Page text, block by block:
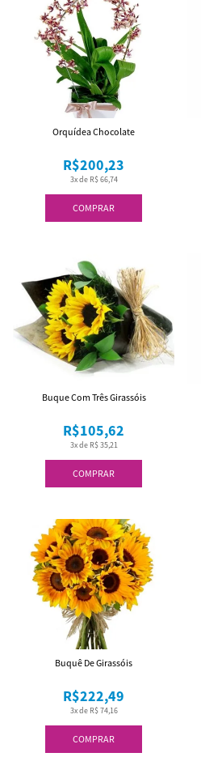
COMPRAR
3x de R$ 66,74
R$200,23
Orquídea Chocolate
COMPRAR
3x de R$ 35,21
R$105,62
Buque Com Três Girassóis
COMPRAR
3x de R$ 74,16
R$222,49
Buquê De Girassóis